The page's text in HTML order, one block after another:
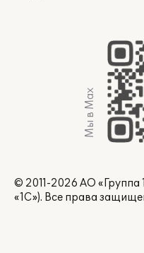
Мы в Max
© 2011-2026 АО
«1С»). Все права